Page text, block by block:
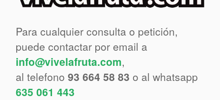
Para cualquier consulta o petición,
puede contactar por email a
info@vivelafruta.com,
al telefono 93 664 58 83 o al whatsapp
635 061 443